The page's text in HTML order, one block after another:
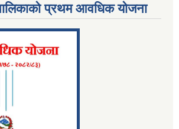
प्रथम आवधिक योजना